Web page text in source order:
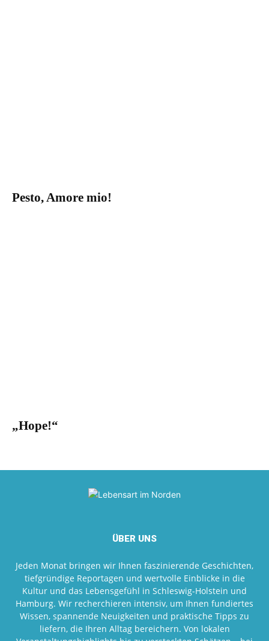
Pesto, Amore mio!
„Hope!“
ÜBER UNS
Jeden Monat bringen wir Ihnen faszinierende Geschichten,
tiefgründige Reportagen und wertvolle Einblicke in die
Kultur und das Lebensgefühl in Schleswig-Holstein und
Hamburg. Wir recherchieren intensiv, um Ihnen fundiertes
Wissen, spannende Neuigkeiten und praktische Tipps zu
liefern, die Ihren Alltag bereichern. Von lokalen